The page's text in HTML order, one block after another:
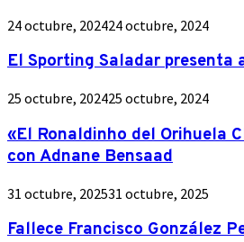
24 octubre, 202424 octubre, 2024
El Sporting Saladar presenta
25 octubre, 202425 octubre, 2024
«El Ronaldinho del Orihuela
con Adnane Bensaad
31 octubre, 202531 octubre, 2025
Fallece Francisco González